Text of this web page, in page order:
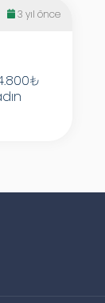
3 yıl önce